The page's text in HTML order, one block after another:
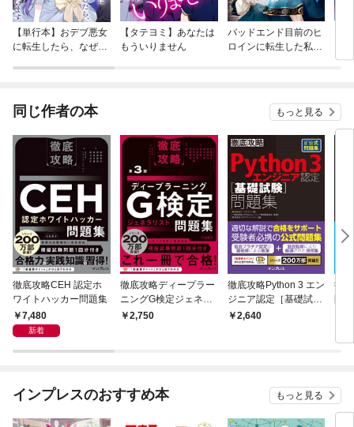
【単行本】おデブ悪女
に転生したら、なぜか
【タテヨミ】あなたは
もういりません
バッドエンド目前のヒ
ロインに転生した私、
同じ作者の本 もっと見る
徹底攻略CEH 認定ホ
ワイトハッカー問題集
7,480
新着
徹底攻略ディープラー
ニングG検定ジェネラ
リスト問題集 第3版
2,750
徹底攻略Python 3 エン
ジニア認定［基礎試
験］問題集
2,640
徹
インプレスのおすすめ本 もっと見る